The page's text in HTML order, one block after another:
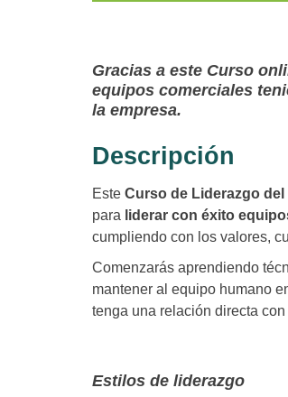
Gracias a este Curso
equipos comerciales
la empresa.
Descripción
Este Curso de Liderazgo
para liderar con éxito
cumpliendo con los valores,
Comenzarás aprendiendo
mantener al equipo humano
tenga una relación directa
Estilos de liderazgo